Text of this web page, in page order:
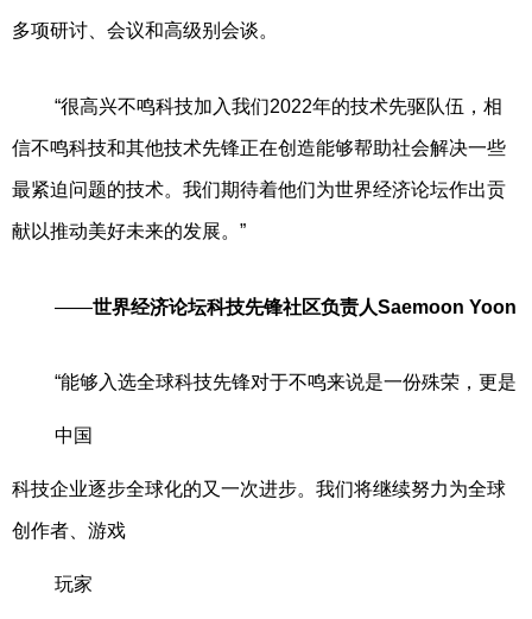
多项研讨、会议和高级别会谈。
“很高兴不鸣科技加入我们2022年的技术先驱队伍，相
信不鸣科技和其他技术先锋正在创造能够帮助社会解决一些
最紧迫问题的技术。我们期待着他们为世界经济论坛作出贡
献以推动美好未来的发展。”
——世界经济论坛科技先锋社区负责人Saemoon Yoon
“能够入选全球科技先锋对于不鸣来说是一份殊荣，更是
中国
科技企业逐步全球化的又一次进步。我们将继续努力为全球
创作者、游戏
玩家